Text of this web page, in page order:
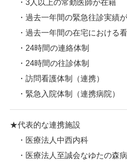
・3人以上の常勤医師が在籍
・過去一年間の緊急往診実績
・過去一年間の在宅における
・24時間の連絡体制
・24時間の往診体制
・訪問看護体制（連携）
・緊急入院体制（連携病院）
★代表的な連携施設
・医療法人中西内科
・医療法人至誠会なゆたの森